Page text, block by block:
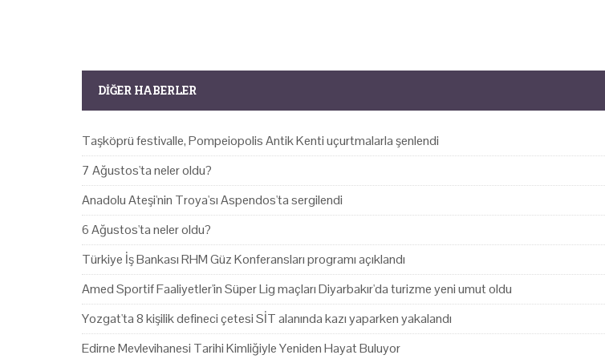
DIĞER HABERLER
Taşköprü festivalle, Pompeiopolis Antik Kenti uçurtmalarla şenlendi
7 Ağustos'ta neler oldu?
Anadolu Ateşi'nin Troya'sı Aspendos'ta sergilendi
6 Ağustos'ta neler oldu?
Türkiye İş Bankası RHM Güz Konferansları programı açıklandı
Amed Sportif Faaliyetler'in Süper Lig maçları Diyarbakır'da turizme yeni umut oldu
Yozgat'ta 8 kişilik defineci çetesi SİT alanında kazı yaparken yakalandı
Edirne Mevlevihanesi Tarihi Kimliğiyle Yeniden Hayat Buluyor